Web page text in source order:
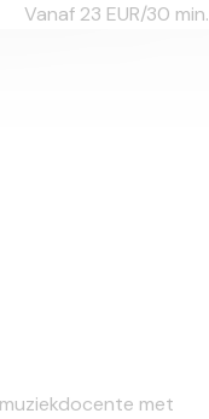
Vanaf 23 EUR/30 min.
met